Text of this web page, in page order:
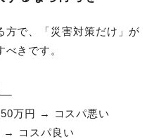
方で、「災害対策だけ」が
きです。
万円 → コスパ悪い
→ コスパ良い